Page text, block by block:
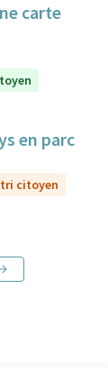
carte
en parc
citoyen